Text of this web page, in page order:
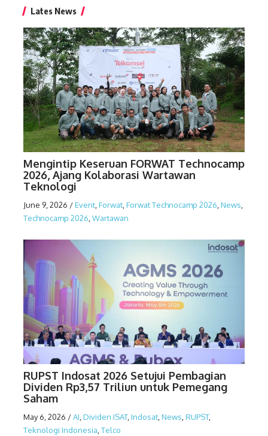
Lates News
Mengintip Keseruan FORWAT Technocamp
2026, Ajang Kolaborasi Wartawan
Teknologi
June 9, 2026 /Event Forwat Forwat Technocamp 2026 News
Technocamp 2026 Wartawan
RUPST Indosat 2026 Setujui Pembagian
Dividen Rp3,57 Triliun untuk Pemegang
Saham
May 6, 2026 /AI,Dividen ISAT,Indosat,News,RUPST,
Teknologi Indonesia,Telco